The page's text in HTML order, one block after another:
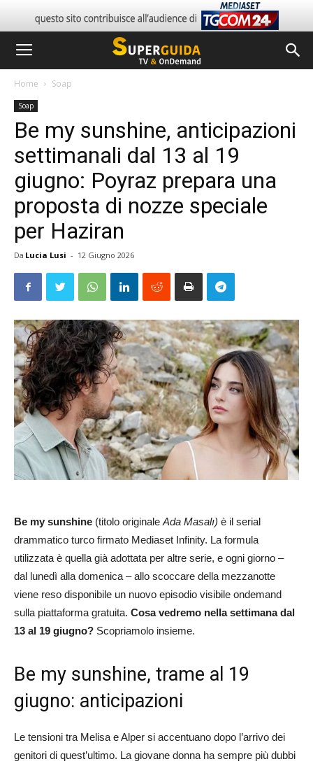
Home Soap
Soap
Be my sunshine, anticipazioni
settimanali dal 13 al 19
giugno: Poyraz prepara una
proposta di nozze speciale
per Haziran
Da Lucia Lusi - 12 Giugno 2026
Be my sunshine (titolo originale Ada Masalı) è il serial
drammatico turco firmato Mediaset Infinity. La formula
utilizzata è quella già adottata per altre serie, e ogni giorno –
dal lunedì alla domenica – allo scoccare della mezzanotte
viene reso disponibile un nuovo episodio visibile ondemand
sulla piattaforma gratuita. Cosa vedremo nella settimana dal
13 al 19 giugno? Scopriamolo insieme.
Be my sunshine, trame al 19
giugno: anticipazioni
Le tensioni tra Melisa e Alper si accentuano dopo l’arrivo dei
genitori di quest’ultimo. La giovane donna ha sempre più dubbi